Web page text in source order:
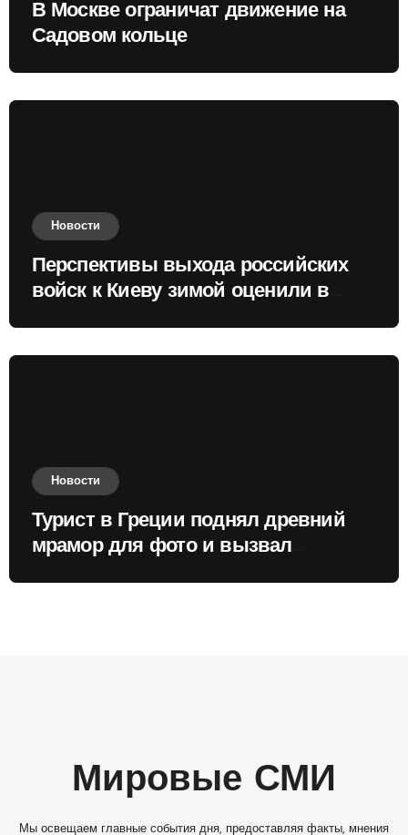
В Москве ограничат движение на
Садовом кольце
Новости
Перспективы выхода российских
войск к Киеву зимой оценили в
Новости
Турист в Греции поднял древний
мрамор для фото и вызвал
Мировые СМИ
Мы освещаем главные события дня, предоставляя факты, мнения